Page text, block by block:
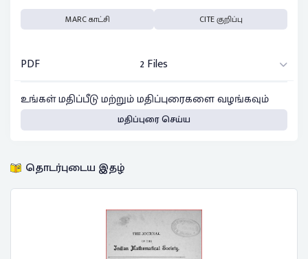
MARC காட்சி CITE குறிப்பு
PDF
2 Files
உங்கள் மதிப்பீடு மற்றும் மதிப்புரைகளை வழங்கவும்
மதிப்புரை செய்ய
தொடர்புடைய இதழ்